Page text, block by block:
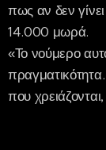
πως αν δεν
14.000 μωρά.
«Το νούμερο
που